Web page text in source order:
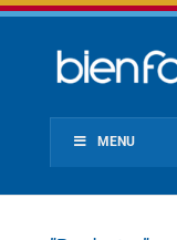
MENU